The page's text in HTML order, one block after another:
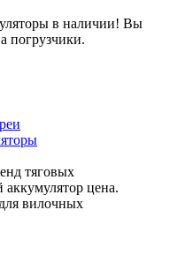
в наличии! Вы
погрузчики.
тяговых
цена.
вилочных